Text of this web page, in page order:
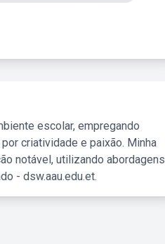
escolar, empregando
criatividade e paixão. Minha
notável, utilizando abordagens
- dsw.aau.edu.et.